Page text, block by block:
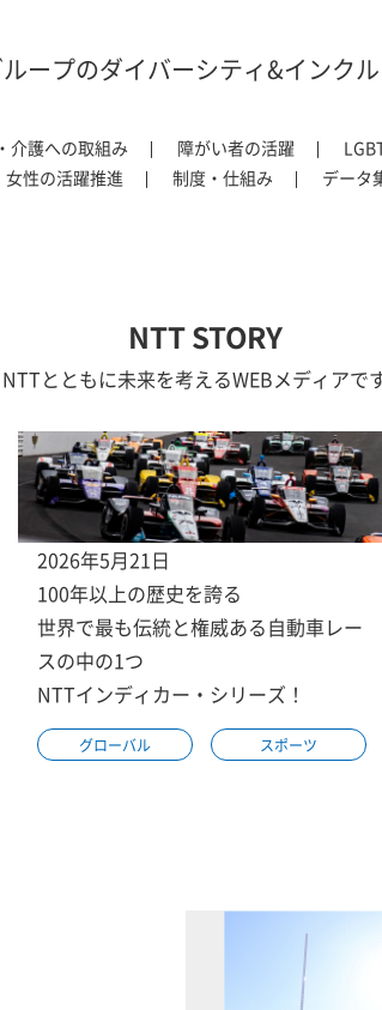
ープのダイバーシティ&インク
介護への取組み 障がい者の活躍
女性の活躍推進 制度・仕組み データ
NTT STORY
NTTとともに未来を考えるWEBメディアです
2026年5月21日
100年以上の歴史を誇る
世界で最も伝統と権威ある自動車レー
スの中の1つ
NTTインディカー・シリーズ！
グローバル スポーツ